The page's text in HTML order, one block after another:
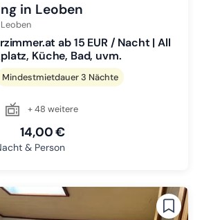
in Leoben
Leoben
ab 15 EUR / Nacht | All
Küche, Bad, uvm.
Mindestmietdauer 3 Nächte
+ 48 weitere
14,00 €
& Person